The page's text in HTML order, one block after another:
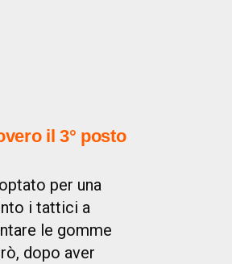
il 3° posto
per una
i tattici a
le gomme
dopo aver